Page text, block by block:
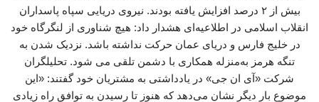
بیش از ۲ درصد افزایش یافته بودند. نیروی دریایی سپاه پاسداران
انقلاب اسلامی در اطلاعیه‌ای هشدار داد: هیچ شناوری از لنگرگاه خود
در خلیج فارس و دریای عمان حرکت نداشته باشد. نزدیک شدن به
تنگه هرمز به‌منزله همکاری با دشمن تلقی می شود. تحلیلگران
شرکت «آی ان جی» در یادداشتی به مشتریان خود گفتند: «این
موضوع بار دیگر نشان می‌دهد که هنوز تا رسیدن به توافق راه زیادی